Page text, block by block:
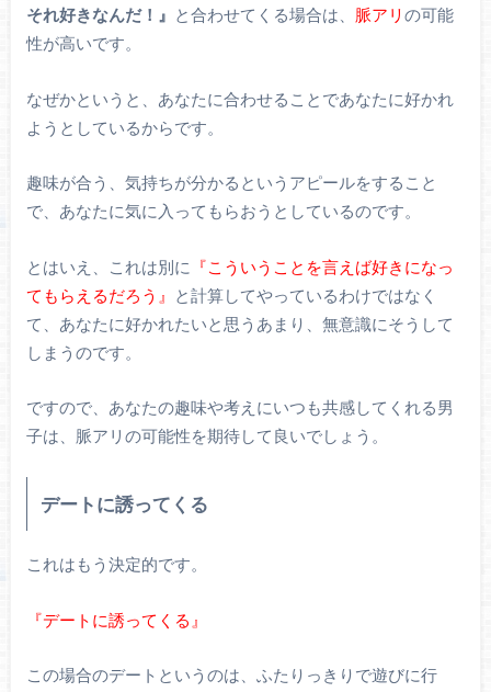
それ好きなんだ！』 と合わせてくる場合は、 脈アリ の可能
性が高いです。
なぜかというと、あなたに合わせることであなたに好かれ
ようとしているからです。
趣味が合う、気持ちが分かるというアピールをすること
で、あなたに気に入ってもらおうとしているのです。
とはいえ、これは別に 『こういうことを言えば好きになっ
てもらえるだろう』
と計算してやっているわけではなく
て、あなたに好かれたいと思うあまり、無意識にそうして
しまうのです。
ですので、あなたの趣味や考えにいつも共感してくれる男
子は、脈アリの可能性を期待して良いでしょう。
デートに誘ってくる
これはもう決定的です。
『デートに誘ってくる』
この場合のデートというのは、ふたりっきりで遊びに行